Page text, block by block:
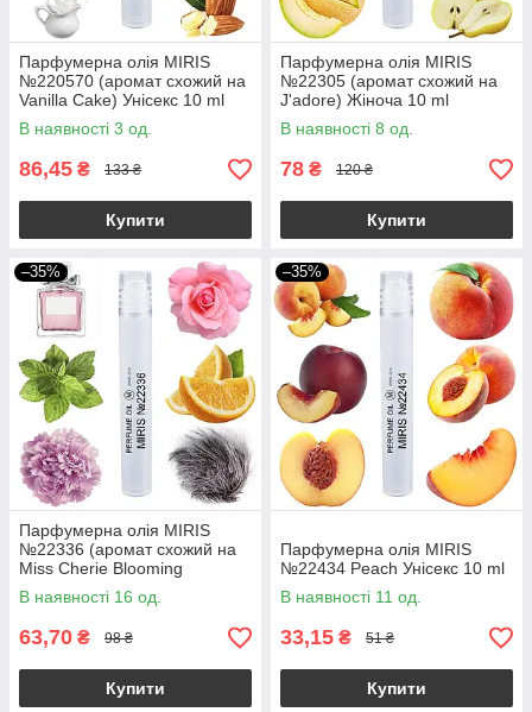
Парфумерна олія MIRIS
№220570 (аромат схожий на
Vanilla Cake) Унісекс 10 ml
В наявності 3 од.
86,45 ₴ 133 ₴
Купити
Парфумерна олія MIRIS
№22305 (аромат схожий на
J'adore) Жіноча 10 ml
В наявності 8 од.
78 ₴ 120 ₴
Купити
–35%
Парфумерна олія MIRIS
№22336 (аромат схожий на
Miss Cherie Blooming
Bouquet) Жіноча 10 ml
В наявності 16 од.
63,70 ₴ 98 ₴
Купити
–35%
Парфумерна олія MIRIS
№22434 Peach Унісекс 10 ml
В наявності 11 од.
33,15 ₴ 51 ₴
Купити